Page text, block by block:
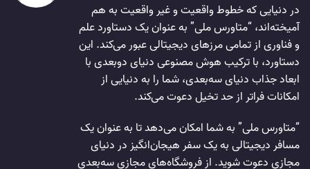
در دنیایی که خطوط واقعیت و غیر واقعیت به هم
آمیخته‌اند، “متاورس ملی” به عنوان یک دستاورد علم
و فناوری از تمامی مرزهای دیجیتالی عبور می‌کند. این
دستاورد، با ترکیب هوش مصنوعی دنیای دو‌بعدی با
ابعاد جذاب دنیای سه‌بعدی، شما را به دنیایی از
امکانات فراتر از حد تخیل دعوت می‌کند.
“متاورس ملی” به شما امکان می‌دهد تا به عنوان یک
مسافر دیجیتالی به یک سفر هیجان‌انگیز در دنیای
مجازی دعوت شوید. از فروشگاه‌های مجازی سه‌بعدی